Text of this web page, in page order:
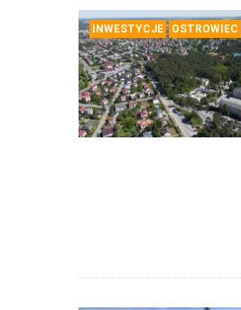
INWESTYCJE OSTROWIEC